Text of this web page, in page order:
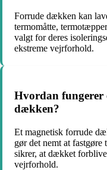
Forrude dækken kan
termomåtte,
valgt for deres
ekstreme vejrforhold.
Hvordan fungerer
dækken?
Et magnetisk forrude
gør det nemt at
sikrer, at dækket
vejrforhold.